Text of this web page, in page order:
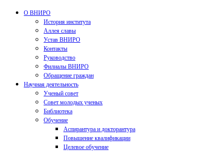
О ВНИРО
История института
Аллея славы
Устав ВНИРО
Контакты
Руководство
Филиалы ВНИРО
Обращение граждан
Научная деятельность
Ученый совет
Совет молодых ученых
Библиотека
Обучение
Аспирантура и докторантура
Повышение квалификации
Целевое обучение